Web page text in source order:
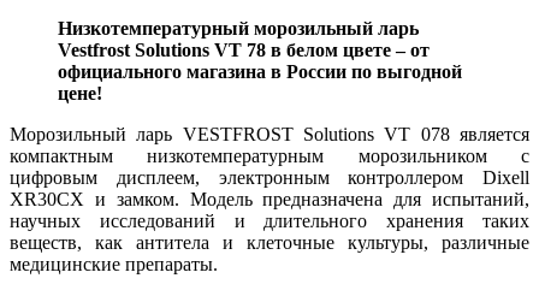
Низкотемпературный морозильный ларь
Vestfrost Solutions VT 78 в белом цвете – от
официального магазина в России по выгодной
цене!
Морозильный ларь VESTFROST Solutions VT 078 является
компактным низкотемпературным морозильником с
цифровым дисплеем, электронным контроллером Dixell
XR30CX и замком. Модель предназначена для испытаний,
научных исследований и длительного хранения таких
веществ, как антитела и клеточные культуры, различные
медицинские препараты.